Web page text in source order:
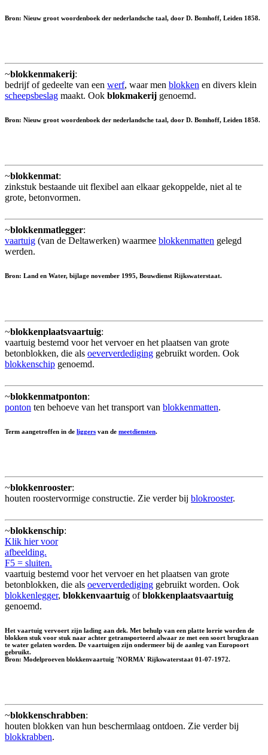
Bron: Nieuw groot woordenboek der nederlandsche taal, door D. Bomhoff, Leiden 1858.
~blokkenmakerij:
bedrijf of gedeelte van een werf, waar men blokken en divers klein
scheepsbeslag maakt. Ook blokmakerij genoemd.
Bron: Nieuw groot woordenboek der nederlandsche taal, door D. Bomhoff, Leiden 1858.
~blokkenmat:
zinkstuk bestaande uit flexibel aan elkaar gekoppelde, niet al te
grote, betonvormen.
~blokkenmatlegger:
vaartuig (van de Deltawerken) waarmee blokkenmatten gelegd
werden.
Bron: Land en Water, bijlage november 1995, Bouwdienst Rijkswaterstaat.
~blokkenplaatsvaartuig:
vaartuig bestemd voor het vervoer en het plaatsen van grote
betonblokken, die als oeververdediging gebruikt worden. Ook
blokkenschip genoemd.
~blokkenmatponton:
ponton ten behoeve van het transport van blokkenmatten.
Term aangetroffen in de liggers van de meetdiensten.
~blokkenrooster:
houten roostervormige constructie. Zie verder bij blokrooster.
~blokkenschip:
Klik hier voor
afbeelding.
F5 = sluiten.
vaartuig bestemd voor het vervoer en het plaatsen van grote
betonblokken, die als oeververdediging gebruikt worden. Ook
blokkenlegger, blokkenvaartuig ofblokkenplaatsvaartuig
genoemd.
Het vaartuig vervoert zijn lading aan dek. Met behulp van een platte lorrie worden de
blokken stuk voor stuk naar achter getransporteerd alwaar ze met een soort brugkraan
te water gelaten worden. De vaartuigen zijn ondermeer bij de aanleg van Europoort
gebruikt.
Bron: Modelproeven blokkenvaartuig 'NORMA' Rijkswaterstaat 01-07-1972.
~blokkenschrabben:
houten blokken van hun beschermlaag ontdoen. Zie verder bij
blokkrabben.